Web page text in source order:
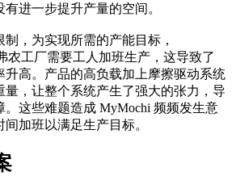
进一步提升产量的空间。
，为实现所需的产能目标，
农工厂需要工人加班生产，这导致了
升高。产品的高负载加上摩擦驱动系统
量，让整个系统产生了强大的张力，导
这些难题造成 MyMochi 频频发生意
加班以满足生产目标。